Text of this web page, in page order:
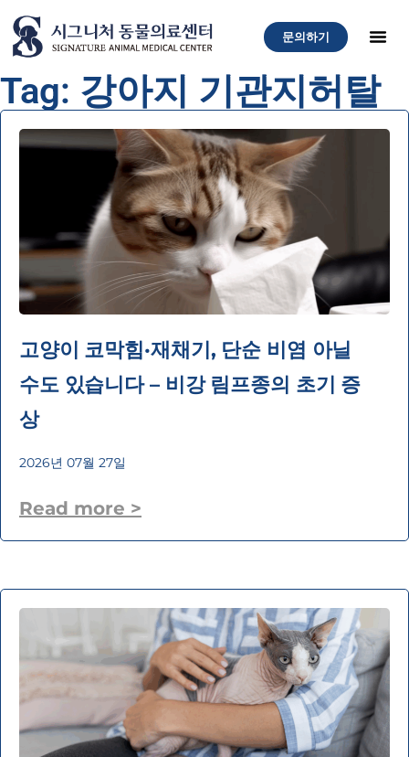
문의하기
Tag: 강아지 기관지허탈
고양이 코막힘·재채기, 단순 비염 아닐
수도 있습니다 – 비강 림프종의 초기 증
상
2026년 07월 27일
Read more >